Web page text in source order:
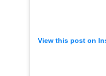
View this post on